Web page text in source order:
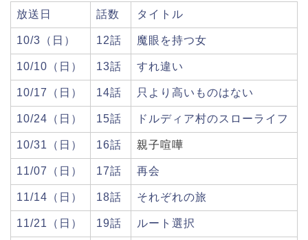
放送日 話数 タイトル
10/3（日） 12話 魔眼を持つ女
10/10（日） 13話 すれ違い
10/17（日） 14話 只より高いものはない
10/24（日） 15話 ドルディア村のスローライフ
10/31（日） 16話 親子喧嘩
11/07（日） 17話 再会
11/14（日） 18話 それぞれの旅
11/21（日） 19話 ルート選択